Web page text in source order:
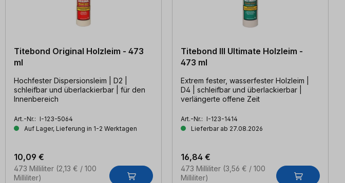
Titebond Original Holzleim - 473
ml
Hochfester Dispersionsleim | D2 |
schleifbar und überlackierbar | für den
Innenbereich
Art.-Nr.: I-123-5064
Auf Lager, Lieferung in 1-2 Werktagen
473 Milliliter (2,13 € / 100
Milliliter)
10,09 €
Titebond III Ultimate Holzleim -
473 ml
Extrem fester, wasserfester Holzleim |
D4 | schleifbar und überlackierbar |
verlängerte offene Zeit
Art.-Nr.: I-123-1414
Lieferbar ab 27.08.2026
473 Milliliter (3,56 € / 100
Milliliter)
16,84 €